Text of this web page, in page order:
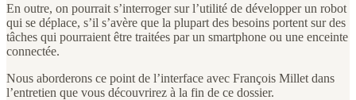
En outre, on pourrait s’interroger sur l’utilité de développer un robot
qui se déplace, s’il s’avère que la plupart des besoins portent sur des
tâches qui pourraient être traitées par un smartphone ou une enceinte
connectée.
Nous aborderons ce point de l’interface avec François Millet dans
l’entretien que vous découvrirez à la fin de ce dossier.